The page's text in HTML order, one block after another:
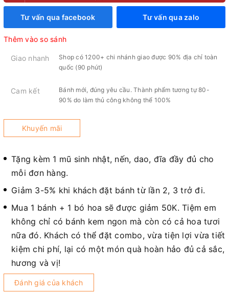
Tư vấn qua facebook Tư vấn qua zalo
Thêm vào so sánh
Giao nhanh
Shop có 1200+ chi nhánh giao được 90% địa chỉ toàn
quốc (90 phút)
Cam kết
Bánh mới, đúng yêu cầu. Thành phẩm tương tự 80-
90% do làm thủ công không thể 100%
Khuyến mãi
Tặng kèm 1 mũ sinh nhật, nến, dao, đĩa đầy đủ cho
mỗi đơn hàng.
Giảm 3-5% khi khách đặt bánh từ lần 2, 3 trở đi.
Mua 1 bánh + 1 bó hoa sẽ được giảm 50K. Tiệm em
không chỉ có bánh kem ngon mà còn có cả hoa tươi
nữa đó. Khách có thể đặt combo, vừa tiện lợi vừa tiết
kiệm chi phí, lại có một món quà hoàn hảo đủ cả sắc,
hương và vị!
Đánh giá của khách